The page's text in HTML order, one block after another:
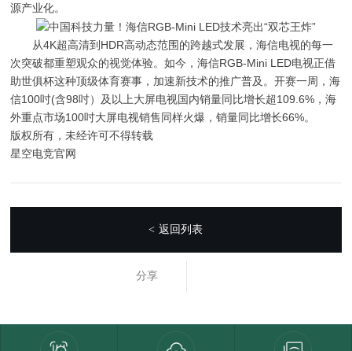
源产业化。
从4K超高清到HDR高动态范围的跨越式发展，海信电视的每一
次突破都重塑观众的视觉体验。如今，海信RGB-Mini LED电视正借
助世俱杯这种顶级体育赛事，加速新技术的推广普及。开赛一周，海
信100吋(含98吋）及以上大屏电视国内销量同比增长超109.6%，海
外重点市场100吋大屏电视销售同样火爆，销量同比增长66%。
版权所有，未经许可不得转载
星空电竞官网
< 返回列表
分享